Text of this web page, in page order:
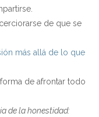
de que se
más allá de lo que
de afrontar todo
de la honestidad: